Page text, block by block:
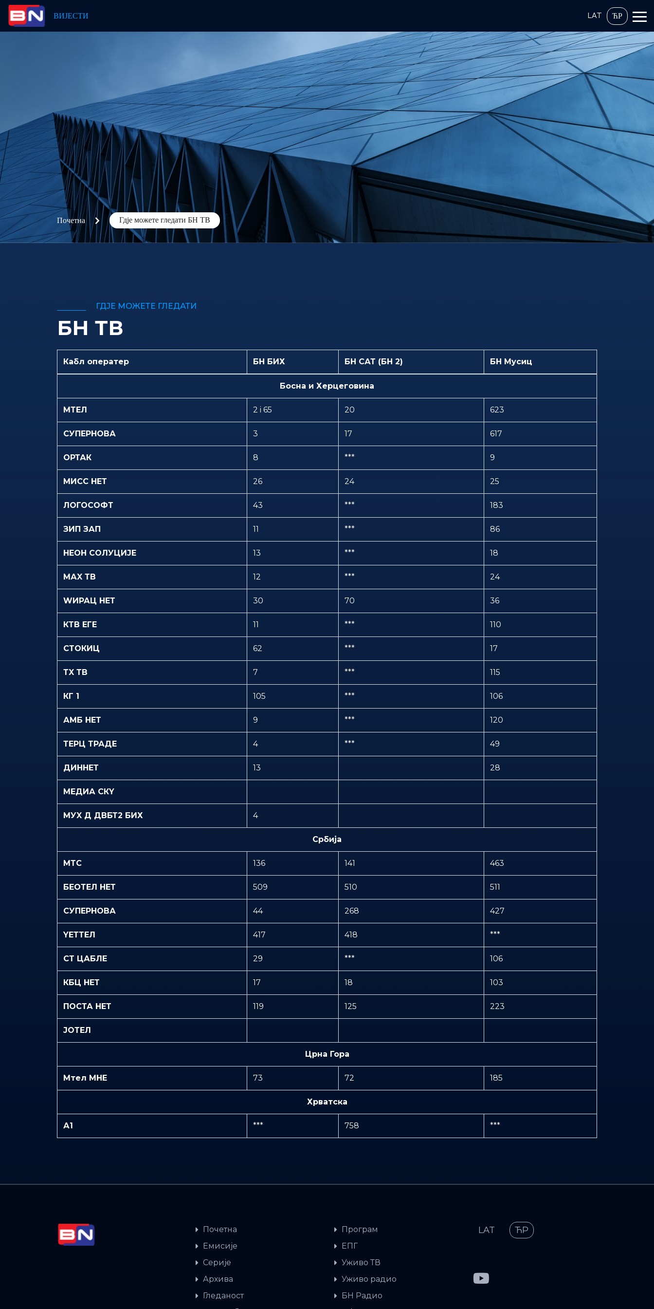
ВИЈЕСТИ LAT ЋР
Почетна Гдје можете гледати БН ТВ
ГДЈЕ МОЖЕТЕ ГЛЕДАТИ
БН ТВ
Кабл оператер БН БИХ БН САТ (БН 2) БН Мусиц
Босна и Херцеговина
МТЕЛ 2 i 65 20 623
СУПЕРНОВА 3 17 617
ОРТАК 8 *** 9
МИСС НЕТ 26 24 25
ЛОГОСОФТ 43 *** 183
ЗИП ЗАП 11 *** 86
НЕОН СОЛУЦИЈЕ 13 *** 18
МАX ТВ 12 *** 24
WИРАЦ НЕТ 30 70 36
КТВ ЕГЕ 11 *** 110
СТОКИЦ 62 *** 17
ТX ТВ 7 *** 115
КГ 1 105 *** 106
АМБ НЕТ 9 *** 120
ТЕРЦ ТРАДЕ 4 *** 49
ДИННЕТ 13 28
МЕДИА СКY
МУX Д ДВБТ2 БИХ 4
Србија
МТС 136 141 463
БЕОТЕЛ НЕТ 509 510 511
СУПЕРНОВА 44 268 427
YЕТТЕЛ 417 418 ***
СТ ЦАБЛЕ 29 *** 106
КБЦ НЕТ 17 18 103
ПОСТА НЕТ 119 125 223
ЈОТЕЛ
Црна Гора
Мтел МНЕ 73 72 185
Хрватска
А1 *** 758 ***
Почетна
Емисије
Серије
Архива
Гледаност
Програм
ЕПГ
Уживо ТВ
Уживо радио
БН Радио
LAT ЋР